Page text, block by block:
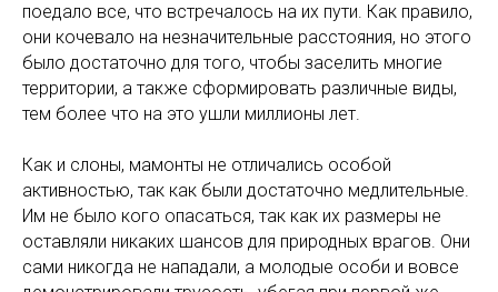
поедало все, что встречалось на их пути. Как правило,
они кочевало на незначительные расстояния, но этого
было достаточно для того, чтобы заселить многие
территории, а также сформировать различные виды,
тем более что на это ушли миллионы лет.
Как и слоны, мамонты не отличались особой
активностью, так как были достаточно медлительные.
Им не было кого опасаться, так как их размеры не
оставляли никаких шансов для природных врагов. Они
сами никогда не нападали, а молодые особи и вовсе